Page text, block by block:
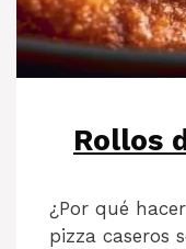
Rollos
¿Por qué
pizza caseros